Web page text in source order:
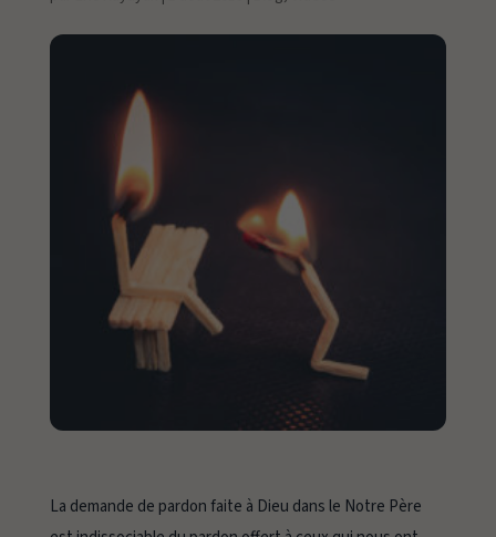
La demande de pardon faite à Dieu dans le Notre Père